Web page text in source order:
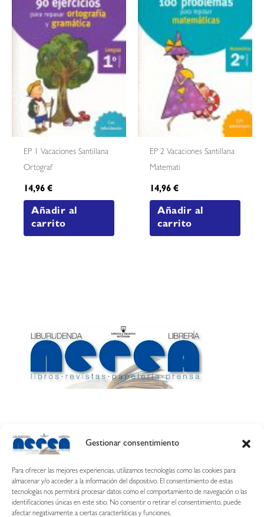
Gestionar consentimiento
Para ofrecer las mejores experiencias, utilizamos tecnologías como las cookies para
almacenar y/o acceder a la información del dispositivo. El consentimiento de estas
tecnologías nos permitirá procesar datos como el comportamiento de navegación o las
identificaciones únicas en este sitio. No consentir o retirar el consentimiento, puede
afectar negativamente a ciertas características y funciones.
EP 1 Vacaciones Santillana
Ortograf
14,96€
Añadir al
carrito
EP 2 Vacaciones Santillana
Matemati
14,96€
Añadir al
carrito
Calle Esquíroz, 27
687 54 31 70
nerearetamonge@gmail.com